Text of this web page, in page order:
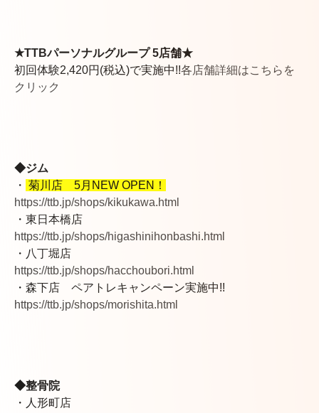
★TTBパーソナルグループ 5店舗★
初回体験2,420円(税込)で実施中!!各店舗詳細はこちらを
クリック
◆ジム
・ 菊川店
5月NEW OPEN！
https://ttb.jp/shops/kikukawa.html
・東日本橋店
https://ttb.jp/shops/higashinihonbashi.html
・八丁堀店
https://ttb.jp/shops/hacchoubori.html
・森下店 ペアトレキャンペーン実施中!!
https://ttb.jp/shops/morishita.html
◆整骨院
・人形町店